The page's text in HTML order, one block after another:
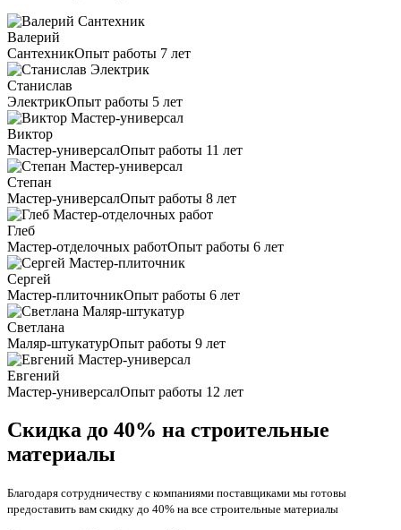
Валерий
СантехникОпыт работы 7 лет
Станислав
ЭлектрикОпыт работы 5 лет
Виктор
Мастер-универсалОпыт работы 11 лет
Степан
Мастер-универсалОпыт работы 8 лет
Глеб
Мастер-отделочных работОпыт работы 6 лет
Сергей
Мастер-плиточникОпыт работы 6 лет
Светлана
Маляр-штукатурОпыт работы 9 лет
Евгений
Мастер-универсалОпыт работы 12 лет
Скидка до 40% на строительные
материалы
Благодаря сотрудничеству с компаниями поставщиками мы готовы
предоставить вам скидку до 40% на все строительные материалы